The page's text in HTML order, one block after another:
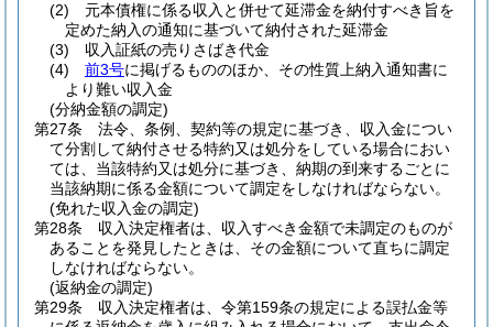
(2)
元本債権に係る収入と併せて延滞金を納付すべき旨を
定めた納入の通知に基づいて納付された延滞金
(3)
収入証紙の売りさばき代金
(4)
前3号に掲げるもののほか、その性質上納入通知書に
より難い収入金
(分納金額の調定)
第27条
法令、条例、契約等の規定に基づき、収入金につい
て分割して納付させる特約又は処分をしている場合におい
ては、当該特約又は処分に基づき、納期の到来するごとに
当該納期に係る金額について調定をしなければならない。
(免れた収入金の調定)
第28条
収入決定権者は、収入すべき金額で未調定のものが
あることを発見したときは、その金額について直ちに調定
しなければならない。
(返納金の調定)
第29条
収入決定権者は、令第159条の規定による誤払金等